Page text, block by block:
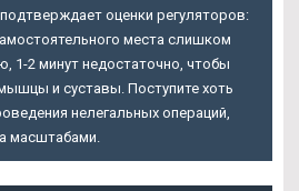
оценки регуляторов:
места слишком
1-2 минут недостаточно, чтобы
и суставы. Поступите хоть
нелегальных операций,
масштабами.